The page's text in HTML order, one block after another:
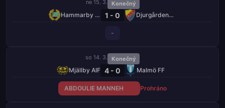
ne 15. 3. Konečný
Hammarby FF 1 - 0 Djurgårdens IF
-
so 14. 3. Konečný
Mjällby AIF 4 - 0 Malmö FF
ABDOULIE MANNEH Prohráno